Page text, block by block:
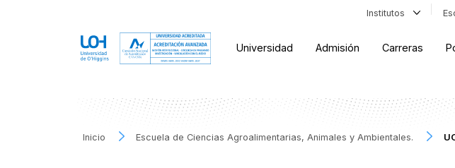
Institutos
Universidad Admisión Carreras
Inicio Escuela de Ciencias Agroalimentarias, Animales y Ambientales.